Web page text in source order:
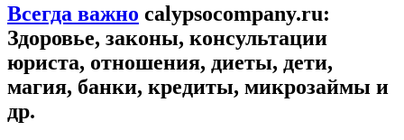
Всегда важно calypsocompany.ru:
Здоровье, законы, консультации
юриста, отношения, диеты, дети,
магия, банки, кредиты, микрозаймы и
др.